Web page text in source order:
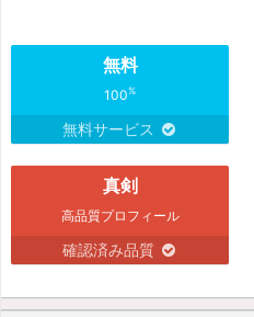
無料
100%
無料サービス
真剣
高品質プロフィール
確認済み品質